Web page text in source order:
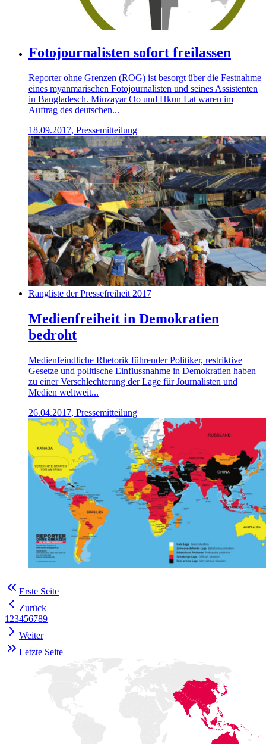
Fotojournalisten sofort freilassen
Reporter ohne Grenzen (ROG) ist besorgt über die Festnahme
eines myanmarischen Fotojournalisten und seines Assistenten
in Bangladesch. Minzayar Oo und Hkun Lat waren im
Auftrag des deutschen...
18.09.2017, Pressemitteilung
Rangliste der Pressefreiheit 2017
Medienfreiheit in Demokratien
bedroht
Medienfeindliche Rhetorik führender Politiker, restriktive
Gesetze und politische Einflussnahme in Demokratien haben
zu einer Verschlechterung der Lage für Journalisten und
Medien weltweit...
26.04.2017, Pressemitteilung
Erste Seite
Zurück
1 23456789
Weiter
Letzte Seite